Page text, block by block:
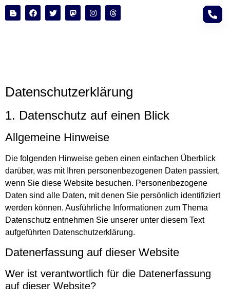
Datenschutz­erklärung
1. Datenschutz auf einen Blick
Allgemeine Hinweise
Die folgenden Hinweise geben einen einfachen Überblick
darüber, was mit Ihren personenbezogenen Daten passiert,
wenn Sie diese Website besuchen. Personenbezogene
Daten sind alle Daten, mit denen Sie persönlich identifiziert
werden können. Ausführliche Informationen zum Thema
Datenschutz entnehmen Sie unserer unter diesem Text
aufgeführten Datenschutzerklärung.
Datenerfassung auf dieser Website
Wer ist verantwortlich für die Datenerfassung
auf dieser Website?